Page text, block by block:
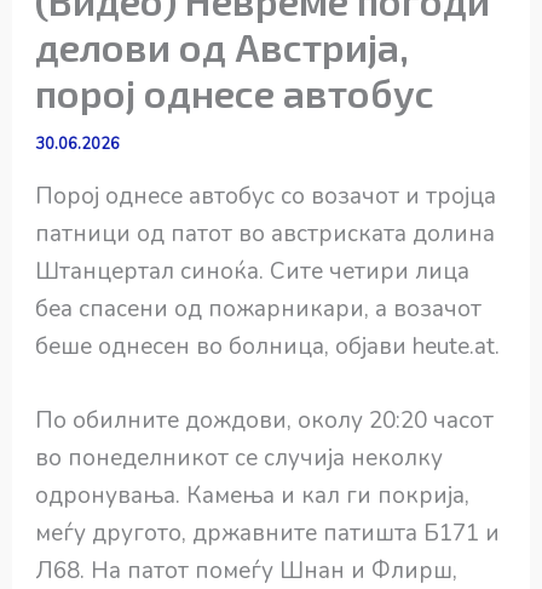
делови од Австрија,
порој однесе автобус
30.06.2026
Порој однесе автобус со возачот и тројца
патници од патот во австриската долина
Штанцертал синоќа. Сите четири лица
беа спасени од пожарникари, а возачот
беше однесен во болница, објави heute.at.
По обилните дождови, околу 20:20 часот
во понеделникот се случија неколку
одронувања. Камења и кал ги покрија,
меѓу другото, државните патишта Б171 и
Л68. На патот помеѓу Шнан и Флирш,